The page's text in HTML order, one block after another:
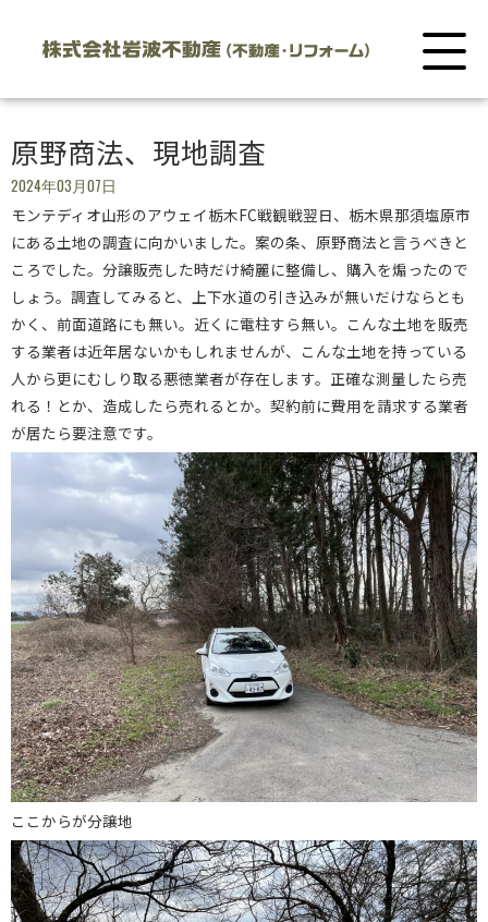
原野商法、現地調査
2024年03月07日
モンテディオ山形のアウェイ栃木FC戦観戦翌日、栃木県那須塩原市
にある土地の調査に向かいました。案の条、原野商法と言うべきと
ころでした。分譲販売した時だけ綺麗に整備し、購入を煽ったので
しょう。調査してみると、上下水道の引き込みが無いだけならとも
かく、前面道路にも無い。近くに電柱すら無い。こんな土地を販売
する業者は近年居ないかもしれませんが、こんな土地を持っている
人から更にむしり取る悪徳業者が存在します。正確な測量したら売
れる！とか、造成したら売れるとか。契約前に費用を請求する業者
が居たら要注意です。
ここからが分譲地